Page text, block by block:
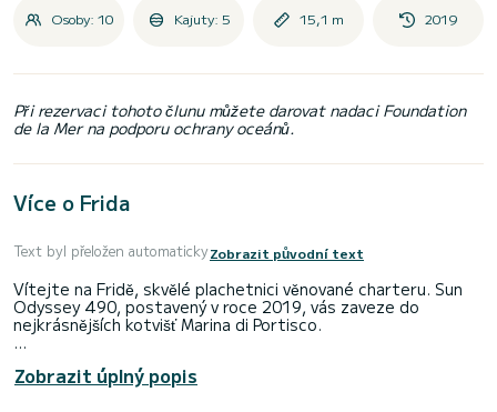
Osoby: 10 Kajuty: 5 15,1 m 2019
Při rezervaci tohoto člunu můžete darovat nadaci Foundation
de la Mer na podporu ochrany oceánů.
Více o Frida
Text byl přeložen automatickyZobrazit původní text
Vítejte na Fridě, skvělé plachetnici věnované charteru. Sun
Odyssey 490, postavený v roce 2019, vás zaveze do
nejkrásnějších kotvišť Marina di Portisco.
celkovou délkou 15 metrů bude vaším nejlepším spojencem
pro strávení nevšední dovolené na vodě v okolí Marina di
Zobrazit úplný popis